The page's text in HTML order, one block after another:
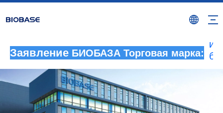
Заявление БИОБАЗА Торговая марка: